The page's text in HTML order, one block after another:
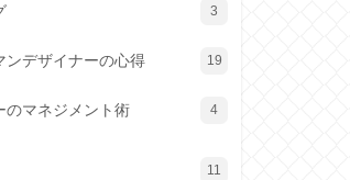
3
ンデザイナーの心得 19
のマネジメント術 4
11